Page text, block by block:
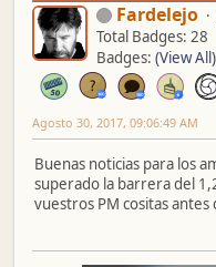
Fardelejo
Total Badges: 28
Badges: (View All)
Agosto 30, 2017, 09:06:49 AM
Buenas noticias para los
superado la barrera del
vuestros PM cositas